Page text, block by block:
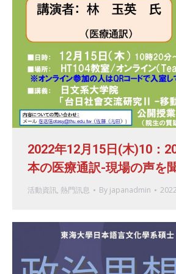
2022年12月15日(木)10：
本の医療通訳-現場の声を
活動資訊, 熱門訊息 By japanadmin